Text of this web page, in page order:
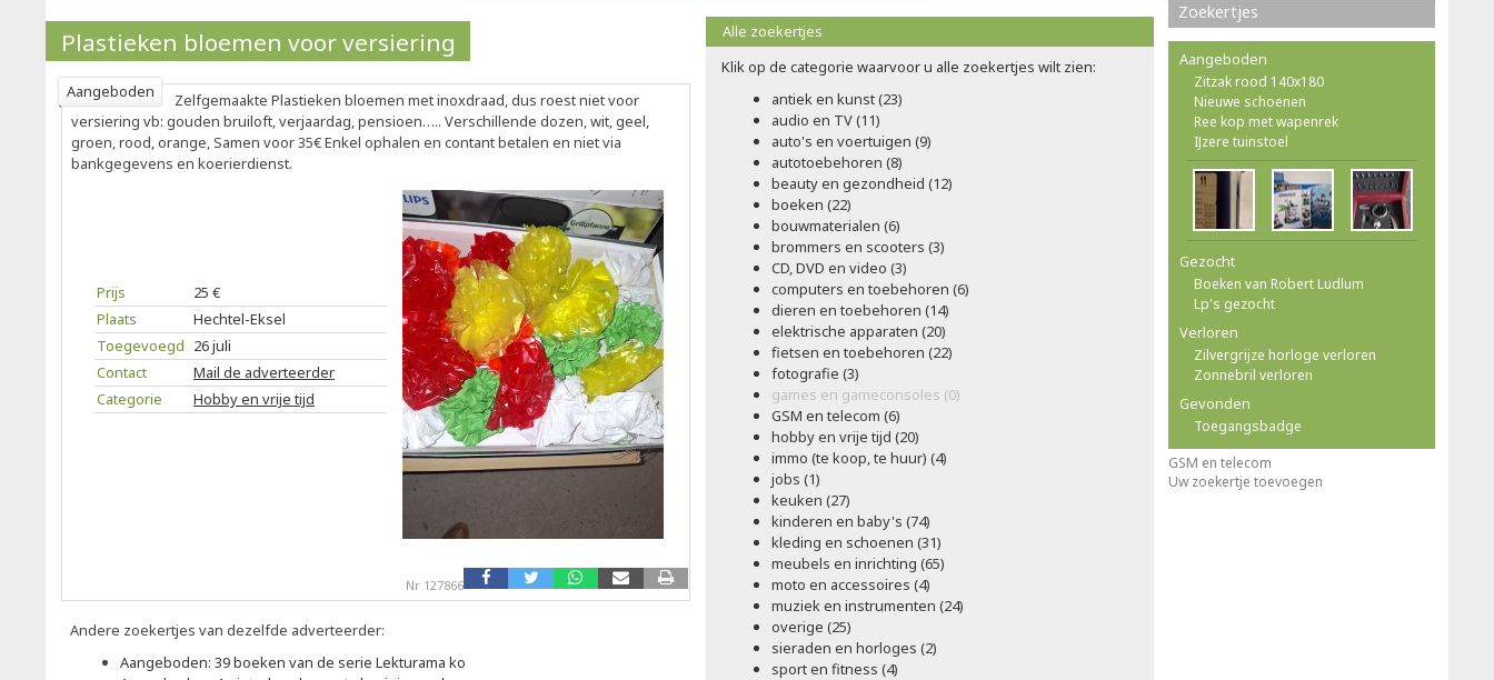
Plastieken bloemen voor versiering
Aangeboden
Zelfgemaakte Plastieken bloemen met inoxdraad, dus roest niet voor
versiering vb: gouden bruiloft, verjaardag, pensioen….. Verschillende dozen, wit, geel,
groen, rood, orange, Samen voor 35€ Enkel ophalen en contant betalen en niet via
bankgegevens en koerierdienst.
Prijs
25 €
Plaats
Hechtel-Eksel
Toegevoegd 26 juli
Contact
Mail de adverteerder
Categorie
Hobby en vrije tijd
Nr 127866
Andere zoekertjes van dezelfde adverteerder:
Aangeboden: 39 boeken van de serie Lekturama ko
Alle zoekertjes
Klik op de categorie waarvoor u alle zoekertjes wilt zien:
antiek en kunst (23)
audio en TV (11)
auto's en voertuigen (9)
autotoebehoren (8)
beauty en gezondheid (12)
boeken (22)
bouwmaterialen (6)
brommers en scooters (3)
CD, DVD en video (3)
computers en toebehoren (6)
dieren en toebehoren (14)
elektrische apparaten (20)
fietsen en toebehoren (22)
fotografie (3)
games en gameconsoles (0)
GSM en telecom (6)
hobby en vrije tijd (20)
immo (te koop, te huur) (4)
jobs (1)
keuken (27)
kinderen en baby's (74)
kleding en schoenen (31)
meubels en inrichting (65)
moto en accessoires (4)
muziek en instrumenten (24)
overige (25)
sieraden en horloges (2)
sport en fitness (4)
Zoekertjes
Aangeboden
Zitzak rood 140x180
Nieuwe schoenen
Ree kop met wapenrek
IJzere tuinstoel
Gezocht
Boeken van Robert Ludlum
Lp's gezocht
Verloren
Zilvergrijze horloge verloren
Zonnebril verloren
Gevonden
Toegangsbadge
GSM en telecom
Uw zoekertje toevoegen